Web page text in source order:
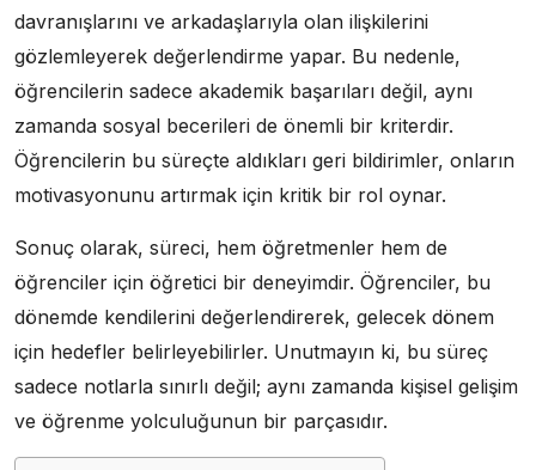
davranışlarını ve arkadaşlarıyla olan ilişkilerini
gözlemleyerek değerlendirme yapar. Bu nedenle,
öğrencilerin sadece akademik başarıları değil, aynı
zamanda sosyal becerileri de önemli bir kriterdir.
Öğrencilerin bu süreçte aldıkları geri bildirimler, onların
motivasyonunu artırmak için kritik bir rol oynar.
Sonuç olarak, süreci, hem öğretmenler hem de
öğrenciler için öğretici bir deneyimdir. Öğrenciler, bu
dönemde kendilerini değerlendirerek, gelecek dönem
için hedefler belirleyebilirler. Unutmayın ki, bu süreç
sadece notlarla sınırlı değil; aynı zamanda kişisel gelişim
ve öğrenme yolculuğunun bir parçasıdır.